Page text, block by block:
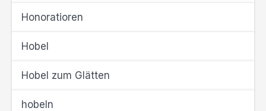
Honoratioren
Hobel
Hobel zum Glätten
hobeln